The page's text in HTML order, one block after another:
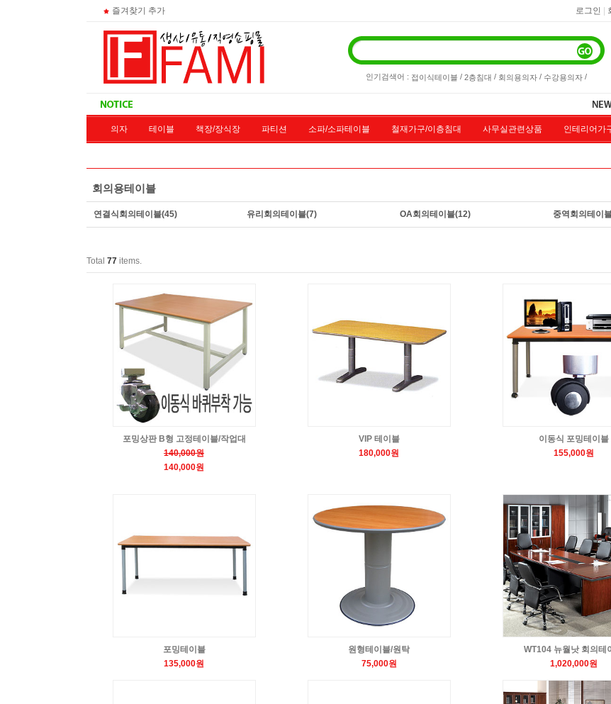
즐겨찾기 추가 로그인 |
인기검색어 : 접이식테이블 / 2층침대 / 회의용의자 / 수강용의자 /
의자 테이블 책장/장식장 파티션 소파/소파테이블 철재가구/이층침대 사무실관련상품 인테리어가
회의용테이블
연결식회의테이블(45) 유리회의테이블(7) OA회의테이블(12) 중역회의테이
Total 77 items.
포밍상판 B형 고정테이블/작업대
140,000원
140,000원
VIP 테이블
180,000원
이동식 포밍테이블
155,000원
포밍테이블
135,000원
원형테이블/원탁
75,000원
WT104 뉴월낫 회의테
1,020,000원